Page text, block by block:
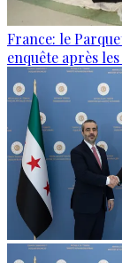
France: le
enquête après